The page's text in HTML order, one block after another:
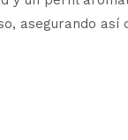
asegurando así